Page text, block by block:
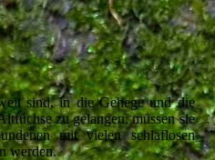
sind, in die Gehege und die
zu gelangen, müssen sie
mit vielen schlaflosen
werden.